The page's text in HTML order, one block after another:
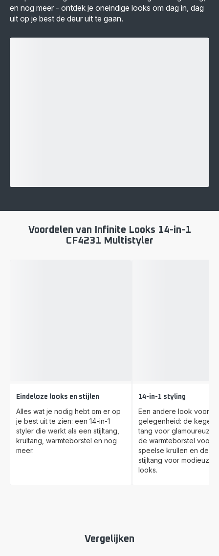
en nog meer - ontdek je oneindige looks om dag in, dag
uit op je best de deur uit te gaan.
Voordelen van Infinite Looks 14-in-1
CF4231 Multistyler
Eindeloze looks en stijlen
Alles wat je nodig hebt om er op
je best uit te zien: een 14-in-1
styler die werkt als een stijltang,
krultang, warmteborstel en nog
meer.
14-in-1 styling
Een andere look voor
gelegenheid: de
tang voor glamoureuze
de warmteborstel voor
speelse krullen en de 2-
stijltang voor modieuze
looks.
Vergelijken